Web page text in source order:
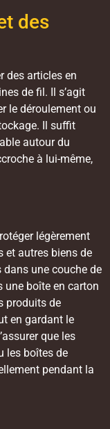
des
des articles en
de fil. Il s’agit
le déroulement ou
Il suffit
autour du
à lui-même,
légèrement
et autres biens de
une couche de
une boîte en carton
produits de
en gardant le
que les
les boîtes de
pendant la